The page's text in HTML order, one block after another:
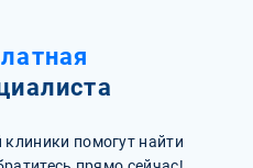
помогут найти